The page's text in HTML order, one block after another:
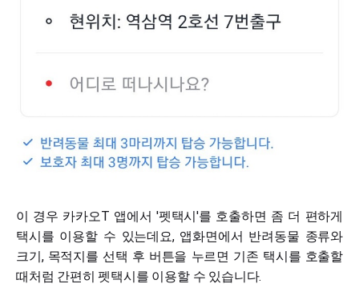
이 경우 카카오T 앱에서 '펫택시'를 호출하면 좀 더 편하게
택시를 이용할 수 있는데요, 앱화면에서 반려동물 종류와
크기, 목적지를 선택 후 버튼을 누르면 기존 택시를 호출할
때처럼 간편히 펫택시를 이용할 수 있습니다.